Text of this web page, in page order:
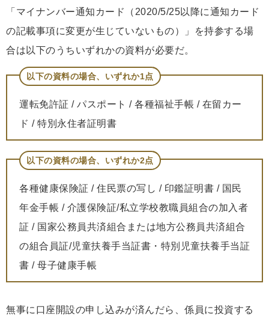
「マイナンバー通知カード（2020/5/25以降に通知カード
の記載事項に変更が生じていないもの）」を持参する場
合は以下のうちいずれかの資料が必要だ。
以下の資料の場合、いずれか1点
運転免許証 / パスポート / 各種福祉手帳 / 在留カー
ド / 特別永住者証明書
以下の資料の場合、いずれか2点
各種健康保険証 / 住民票の写し / 印鑑証明書 / 国民
年金手帳 / 介護保険証/私立学校教職員組合の加入者
証 / 国家公務員共済組合または地方公務員共済組合
の組合員証/児童扶養手当証書・特別児童扶養手当証
書 / 母子健康手帳
無事に口座開設の申し込みが済んだら、係員に投資する